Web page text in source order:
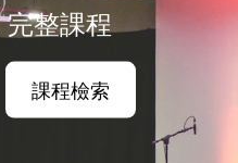
整課程
課程檢索